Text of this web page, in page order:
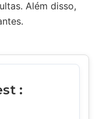
Além disso,
: